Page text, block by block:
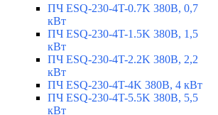
ПЧ ESQ-230-4T-0.7K 380В, 0,7
кВт
ПЧ ESQ-230-4T-1.5K 380В, 1,5
кВт
ПЧ ESQ-230-4T-2.2K 380В, 2,2
кВт
ПЧ ESQ-230-4T-4K 380В, 4 кВт
ПЧ ESQ-230-4T-5.5K 380В, 5,5
кВт